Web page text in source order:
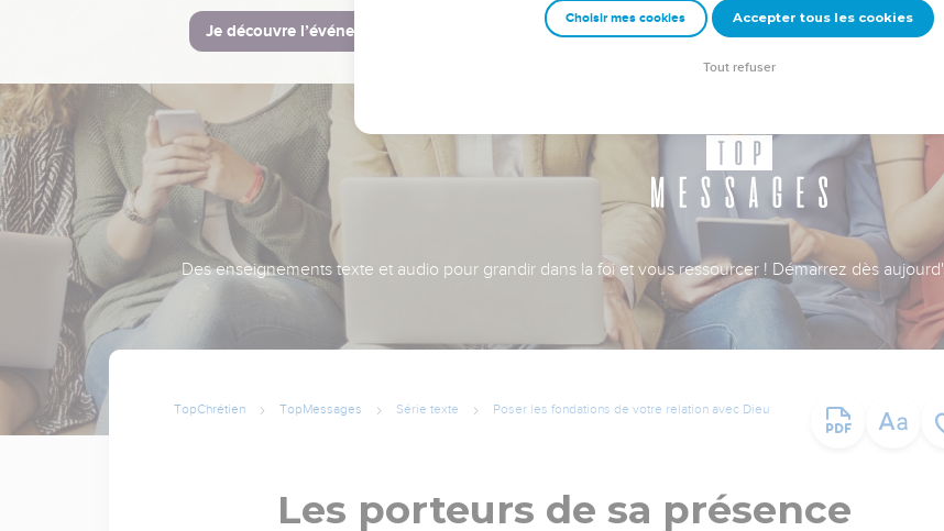
Je découvre l’événement
Des enseignements texte et audio pour grandir dans la foi et vous ressourcer ! Démarrez dès
TopChrétien TopMessages Série texte Poser les fondations de votre relation avec Dieu
Les porteurs de sa présence
Choisir mes cookies Accepter tous les cookies
Tout refuser